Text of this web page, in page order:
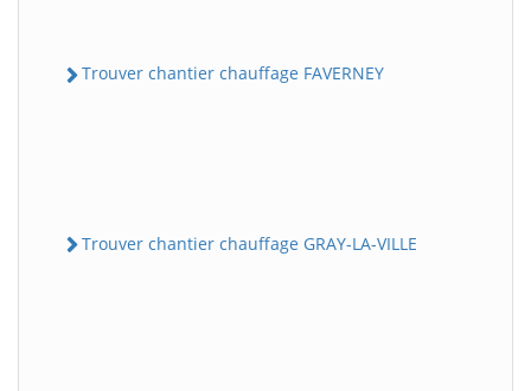
Trouver chantier chauffage FAVERNEY
Trouver chantier chauffage GRAY-LA-VILLE